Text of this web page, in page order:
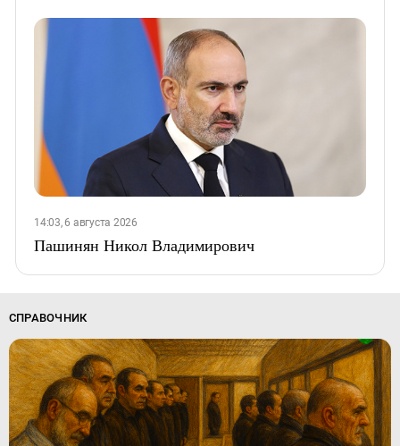
14:03, 6 августа 2026
Пашинян Никол Владимирович
СПРАВОЧНИК